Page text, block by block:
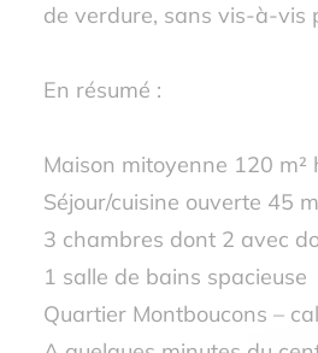
de verdure, sans vis-à-vis
En résumé :
Maison mitoyenne 120
Séjour/cuisine ouverte 45
3 chambres dont 2 avec
1 salle de bains spacieuse
Quartier Montboucons –